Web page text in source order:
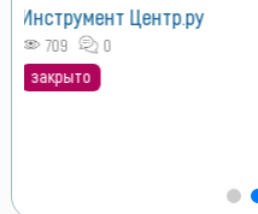
Инструмент Центр.ру
709
0
закрыто